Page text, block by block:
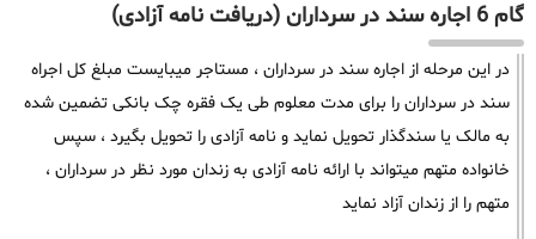
گام 6 اجاره سند در سرداران (دریافت نامه آزادی)
در این مرحله از اجاره سند در سرداران ، مستاجر میبایست مبلغ کل اجراه
سند در سرداران را برای مدت معلوم طی یک فقره چک بانکی تضمین شده
به مالک یا سندگذار تحویل نماید و نامه آزادی را تحویل بگیرد ، سپس
خانواده متهم میتواند با ارائه نامه آزادی به زندان مورد نظر در سرداران ،
متهم را از زندان آزاد نماید